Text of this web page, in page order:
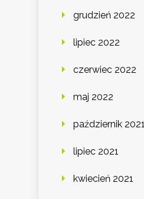
grudzień 2022
lipiec 2022
czerwiec 2022
maj 2022
październik 2021
lipiec 2021
kwiecień 2021